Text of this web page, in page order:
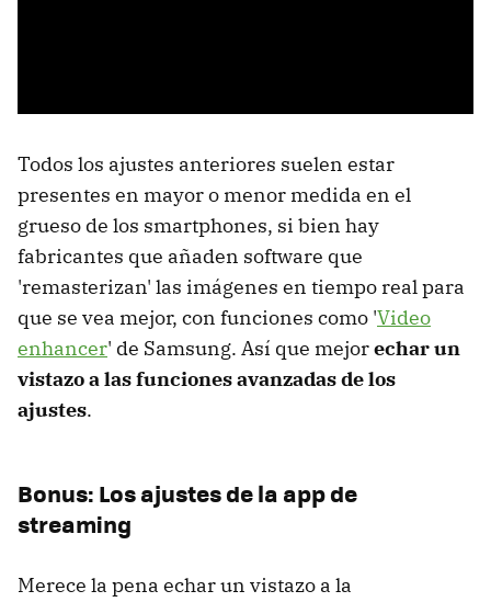
Todos los ajustes anteriores suelen estar
presentes en mayor o menor medida en el
grueso de los smartphones, si bien hay
fabricantes que añaden software que
'remasterizan' las imágenes en tiempo real para
que se vea mejor, con funciones como 'Video
enhancer' de Samsung. Así que mejorechar un
vistazo a las funciones avanzadas de los
ajustes.
Bonus: Los ajustes de la app de
streaming
Merece la pena echar un vistazo a la